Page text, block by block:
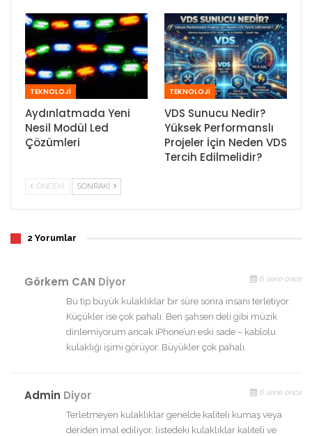
TEKNOLOJİ
Aydınlatmada Yeni
Nesil Modül Led
Çözümleri
TEKNOLOJİ
VDS Sunucu Nedir?
Yüksek Performanslı
Projeler İçin Neden VDS
Tercih Edilmelidir?
ÖNCEKI SONRAKI
2 Yorumlar
Görkem CAN Diyor 6 sene önce
Bu tip büyük kulaklıklar bir süre sonra insanı terletiyor.
Küçükler ise çok pahalı. Ben şahsen deli gibi müzik
dinlemiyorum ancak iPhone’un eski sade – kablolu
kulaklığı işimi görüyor. Büyükler çok pahalı.
Admin Diyor 6 sene önce
Terletmeyen kulaklıklar genelde kaliteli kumaş veya
deriden imal ediliyor, listedeki kulaklıklar kaliteli ve